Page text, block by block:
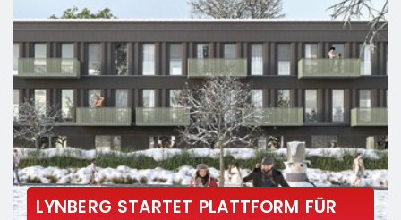
LYNBERG STARTET PLATTFORM FÜR